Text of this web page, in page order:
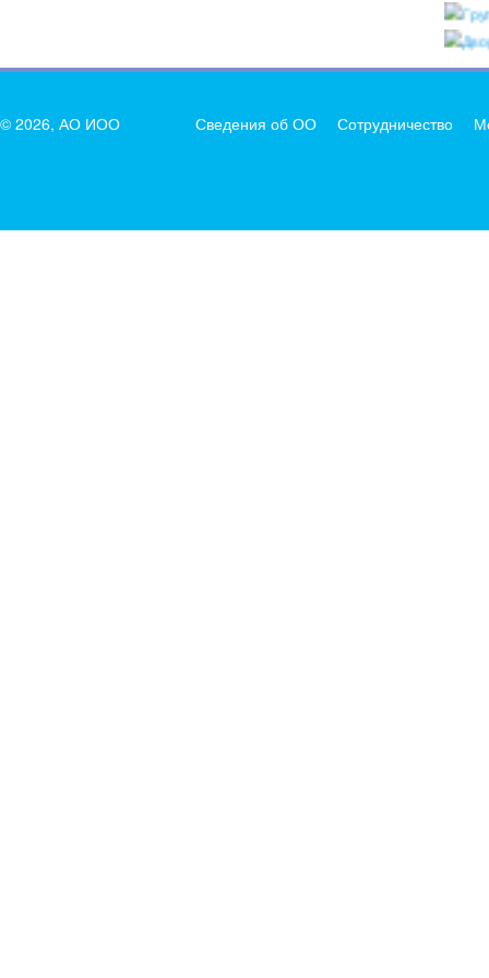
© 2026, АО ИОО Сведения об ОО Сотрудничество